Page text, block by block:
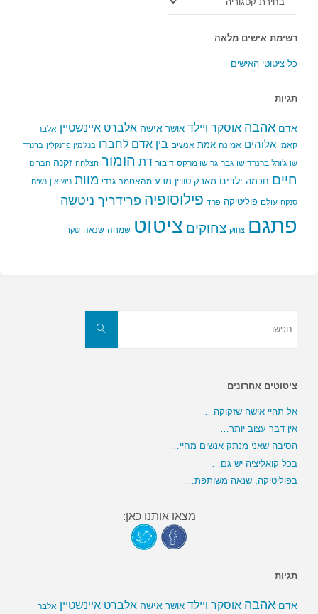
הקטגוריות
רשימת אישים מלאה
כל ציטוטי האישים
תגיות
אדם אהבה אוסקר ויילד אושר אישה אלברט איינשטיין אלבר
קאמי אלוהים אמונה אמת אנשים בין אדם לחברו בנג'מין פרנקלין ברנרד
שו ג'ורג' ברנרד שו גבר גרושו מרקס דיבור דת הומור הצלחה זקנה חברים
חיים חכמה ילדים מארק טוויין מדע מהאטמה גנדי מוות נישואין נשים
סנקה עולם פוליטיקה פחד פילוסופיה פרידריך ניטשה
פתגם צחוק צחוקים ציטוט שמחה שנאה שקר
חפשו
ציטוטים אחרונים
אל תהיי אישה שזקוקה…
אין דבר עצוב יותר…
הסיבה שאני מנתק אנשים מחיי…
בכל קואליציה יש גם…
בפוליטיקה, שנאה משותפת…
מצאו אותנו כאן:
תגיות
אדם אהבה אוסקר ויילד אושר אישה אלברט איינשטיין אלבר